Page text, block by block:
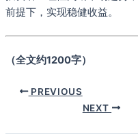
前提下，实现稳健收益。
（全文约1200字）
PREVIOUS
NEXT